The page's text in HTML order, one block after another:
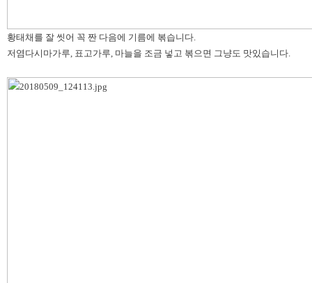
황태채를 잘 씻어 꼭 짠 다음에 기름에 볶습니다.
저염다시마가루, 표고가루, 마늘을 조금 넣고 볶으면 그냥도 맛있습니다.